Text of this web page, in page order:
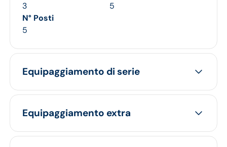
3
5
N° Posti
5
Equipaggiamento di serie
Equipaggiamento extra